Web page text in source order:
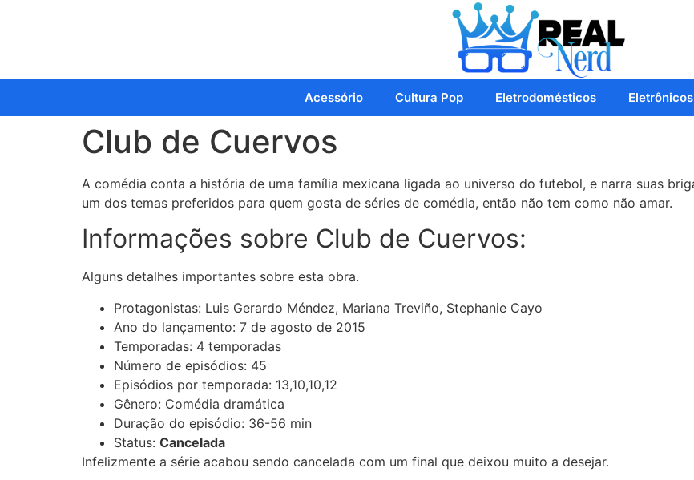
Acessório Cultura Pop Eletrodomésticos Eletrônicos
Club de Cuervos
A comédia conta a história de uma família mexicana ligada ao universo do futebol, e narra suas
um dos temas preferidos para quem gosta de séries de comédia, então não tem como não amar.
Informações sobre Club de Cuervos:
Alguns detalhes importantes sobre esta obra.
Protagonistas: Luis Gerardo Méndez, Mariana Treviño, Stephanie Cayo
Ano do lançamento: 7 de agosto de 2015
Temporadas: 4 temporadas
Número de episódios: 45
Episódios por temporada: 13,10,10,12
Gênero: Comédia dramática
Duração do episódio: 36-56 min
Status: Cancelada
Infelizmente a série acabou sendo cancelada com um final que deixou muito a desejar.